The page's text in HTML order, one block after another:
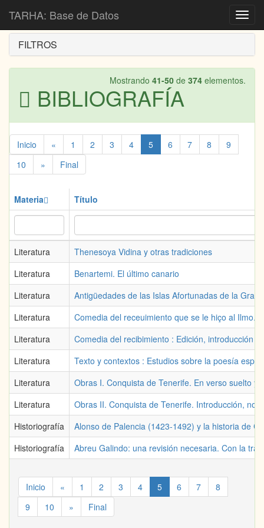
TARHA: Base de Datos
Inicio Bibliografía
FILTROS
Mostrando 41-50 de 374 elementos.
BIBLIOGRAFÍA
Inicio « 1 2 3 4 5 6 7 8
9
10
» Final
Materia Título
Literatura
Thenesoya Vidina y otras tradiciones
Literatura
Benartemi. El último canario
Literatura
Antigüedades de las Islas Afortunadas de la
Literatura
Comedia del receuimiento que se le hiço al Ilmo.
Literatura
Comedia del recibimiento : Edición, introducción
Literatura
Texto y contextos : Estudios sobre la poesía
Literatura
Obras I. Conquista de Tenerife. En verso suelto
Literatura
Obras II. Conquista de Tenerife. Introducción,
Historiografía
Alonso de Palencia (1423-1492) y la historia de
Historiografía
Abreu Galindo: una revisión necesaria. Con la
Inicio « 1 2 3 4 5 6 7
8
9
10 » Final